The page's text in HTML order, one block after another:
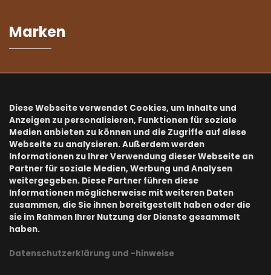
Marken
Kialoa ist exklusiver CH-Distributor von:
...und Partner vieler weiterer starken Marken:
HARIO, EUREKA, AEROPRESS, CHEMEX, ACAIA, ILSA, BREWISTA,
RHINO, MOTTA, PULY, CKDC, FIORENZATO, ESPRO
Newsletter
Diese Webseite verwendet Cookies, um Inhalte und
Anzeigen zu personalisieren, Funktionen für soziale
Medien anbieten zu können und die Zugriffe auf diese
Webseite zu analysieren. Außerdem werden
Informationen zu Ihrer Verwendung dieser Webseite an
Partner für soziale Medien, Werbung und Analysen
weitergegeben. Diese Partner führen diese
Informationen möglicherweise mit weiteren Daten
zusammen, die Sie ihnen bereitgestellt haben oder die
sie im Rahmen Ihrer Nutzung der Dienste gesammelt
haben.
Datenschutzerklärung und -hinweise